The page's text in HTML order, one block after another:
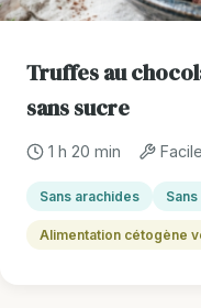
Truffes au
sans sucre
1 h 20 min Facile
Sans arachides
Alimentation cétogène